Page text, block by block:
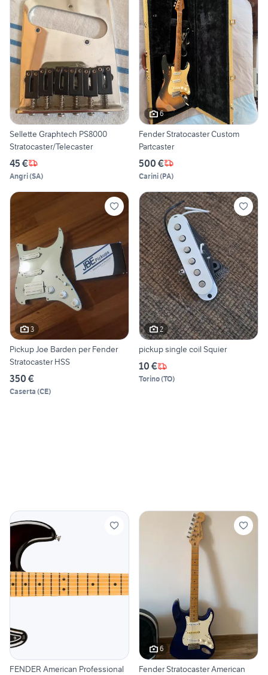
Sellette Graphtech PS8000
Stratocaster/Telecaster
45 €
Angri(SA)
6
Fender Stratocaster Custom
Partcaster
500 €
Carini(PA)
3
Pickup Joe Barden per Fender
Stratocaster HSS
350 €
Caserta (CE)
2
pickup single coil Squier
10 €
Torino(TO)
FENDER American Professional
6
Fender Stratocaster American